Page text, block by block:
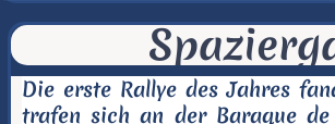
Die erste Rallye des Jahres
trafen sich an der Baraque